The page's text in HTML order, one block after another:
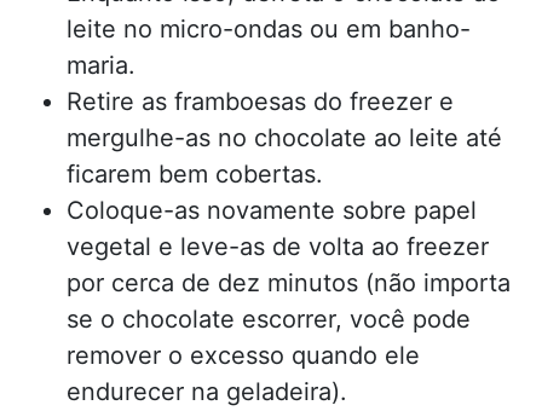
leite no micro-ondas ou em banho-
maria.
Retire as framboesas do freezer e
mergulhe-as no chocolate ao leite até
ficarem bem cobertas.
Coloque-as novamente sobre papel
vegetal e leve-as de volta ao freezer
por cerca de dez minutos (não importa
se o chocolate escorrer, você pode
remover o excesso quando ele
endurecer na geladeira).